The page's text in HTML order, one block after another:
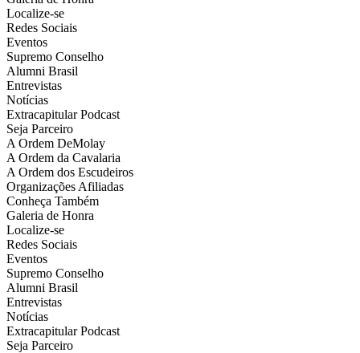
Localize-se
Redes Sociais
Eventos
Supremo Conselho
Alumni Brasil
Entrevistas
Notícias
Extracapitular Podcast
Seja Parceiro
A Ordem DeMolay
A Ordem da Cavalaria
A Ordem dos Escudeiros
Organizações Afiliadas
Conheça Também
Galeria de Honra
Localize-se
Redes Sociais
Eventos
Supremo Conselho
Alumni Brasil
Entrevistas
Notícias
Extracapitular Podcast
Seja Parceiro